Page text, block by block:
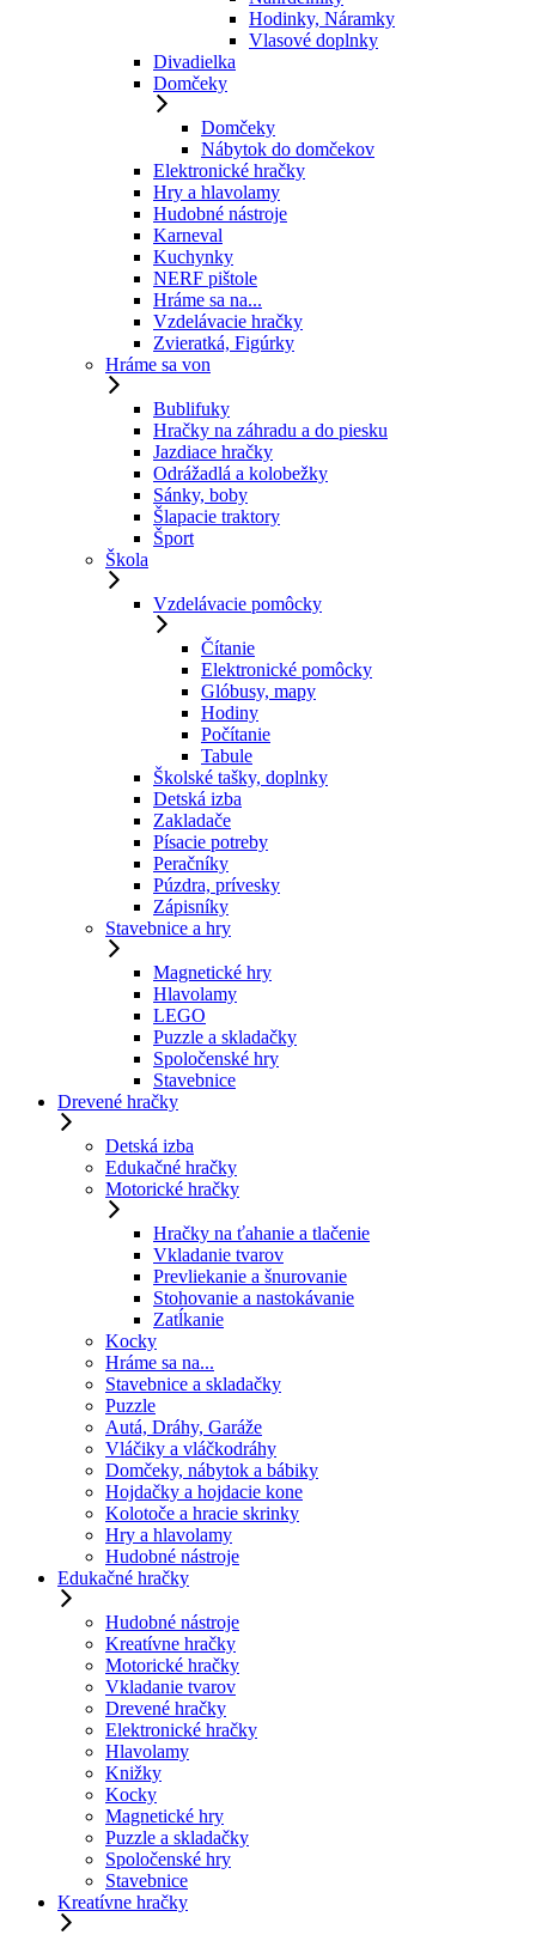
Hodinky, Náramky
Vlasové doplnky
Divadielka
Domčeky
Domčeky
Nábytok do domčekov
Elektronické hračky
Hry a hlavolamy
Hudobné nástroje
Karneval
Kuchynky
NERF pištole
Hráme sa na...
Vzdelávacie hračky
Zvieratká, Figúrky
Hráme sa von
Bublifuky
Hračky na záhradu a do piesku
Jazdiace hračky
Odrážadlá a kolobežky
Sánky, boby
Šlapacie traktory
Šport
Škola
Vzdelávacie pomôcky
Čítanie
Elektronické pomôcky
Glóbusy, mapy
Hodiny
Počítanie
Tabule
Školské tašky, doplnky
Detská izba
Zakladače
Písacie potreby
Peračníky
Púzdra, prívesky
Zápisníky
Stavebnice a hry
Magnetické hry
Hlavolamy
LEGO
Puzzle a skladačky
Spoločenské hry
Stavebnice
Drevené hračky
Detská izba
Edukačné hračky
Motorické hračky
Hračky na ťahanie a tlačenie
Vkladanie tvarov
Prevliekanie a šnurovanie
Stohovanie a nastokávanie
Zatĺkanie
Kocky
Hráme sa na...
Stavebnice a skladačky
Puzzle
Autá, Dráhy, Garáže
Vláčiky a vláčkodráhy
Domčeky, nábytok a bábiky
Hojdačky a hojdacie kone
Kolotoče a hracie skrinky
Hry a hlavolamy
Hudobné nástroje
Edukačné hračky
Hudobné nástroje
Kreatívne hračky
Motorické hračky
Vkladanie tvarov
Drevené hračky
Elektronické hračky
Hlavolamy
Knižky
Kocky
Magnetické hry
Puzzle a skladačky
Spoločenské hry
Stavebnice
Kreatívne hračky